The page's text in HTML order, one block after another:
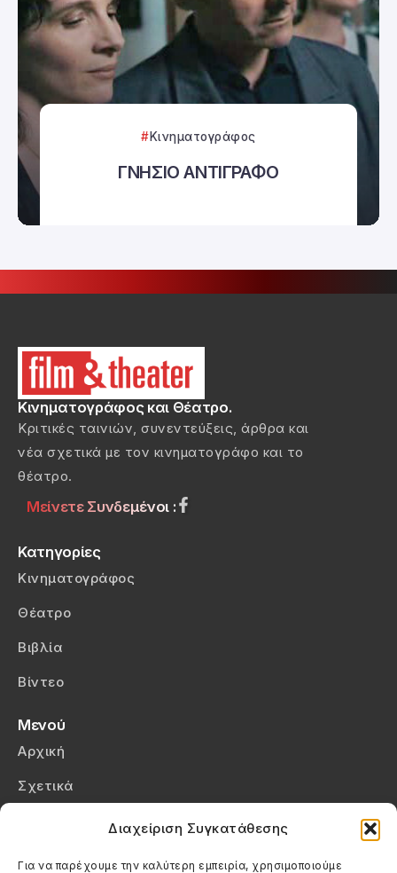
Διαχείριση Συγκατάθεσης
Για να παρέχουμε την καλύτερη εμπειρία, χρησιμοποιούμε
Κινηματογράφος
ΓΝΗΣΙΟ ΑΝΤΙΓΡΑΦΟ
Κινηματογράφος και Θέατρο.
Κριτικές ταινιών, συνεντεύξεις, άρθρα και
νέα σχετικά με τον κινηματογράφο και το
θέατρο.
Μείνετε Συνδεμένοι :
Κατηγορίες
Κινηματογράφος
Θέατρο
Βιβλία
Βίντεο
Μενού
Αρχική
Σχετικά